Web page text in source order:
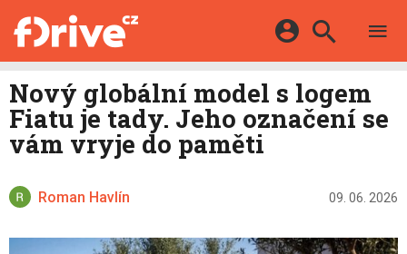
KATALOG
MAPA STANIC
DALŠÍ
HYBRIDY
E-MOTORSPORT
OSTATNÍ
Facebook Google
Nový globální model s logem
Fiatu je tady. Jeho označení se
vám vryje do paměti
Roman Havlín 09. 06. 2026